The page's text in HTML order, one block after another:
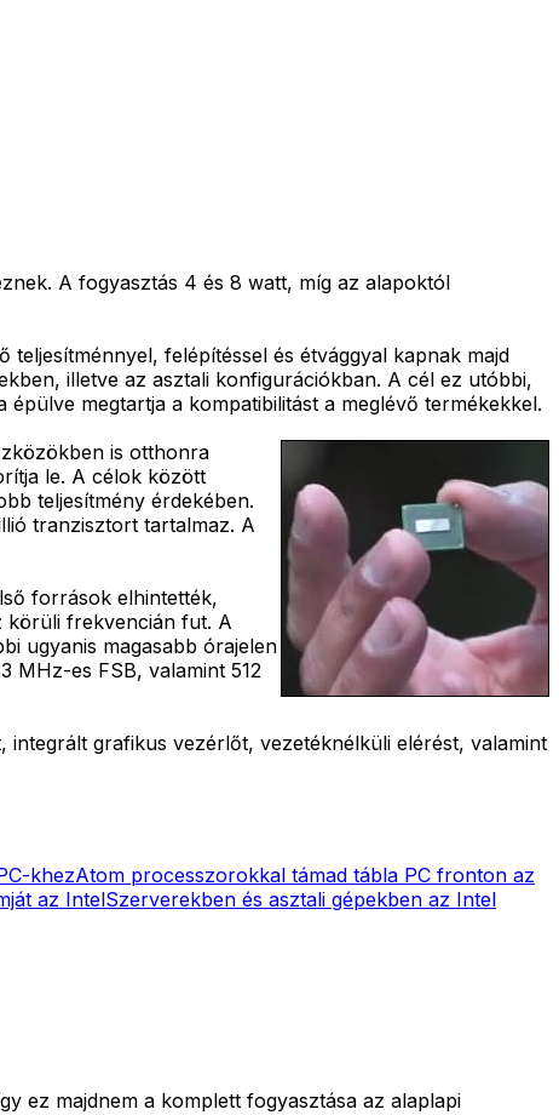
A fogyasztás 4 és 8 watt, míg az alapoktól
felépítéssel és étvággyal kapnak majd
illetve az asztali konfigurációkban. A cél ez utóbbi,
megtartja a kompatibilitást a meglévő termékekkel.
is otthonra
le. A célok között
teljesítmény érdekében.
tranzisztort tartalmaz. A
források elhintették,
körüli frekvencián fut. A
ugyanis magasabb órajelen
MHz-es FSB, valamint 512
grafikus vezérlőt, vezetéknélküli elérést, valamint
khezAtom processzorokkal támad tábla PC fronton az
az IntelSzerverekben és asztali gépekben az Intel
ez majdnem a komplett fogyasztása az alaplapi